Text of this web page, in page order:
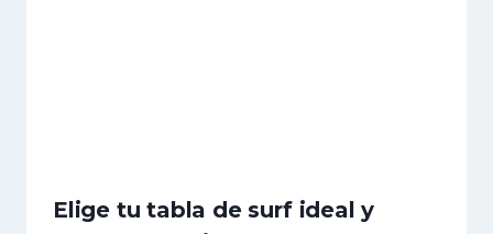
Elige tu tabla de surf ideal y